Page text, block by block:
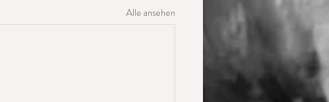
Alle ansehen